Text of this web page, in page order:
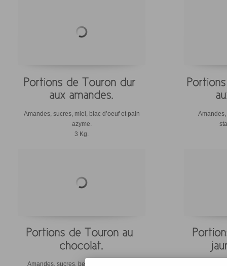
Amandes, sucres, miel, blac d’oeuf et pain
azyme.
3 Kg.
Amandes, sucres, beurre de cacao, lait,
Amandes,